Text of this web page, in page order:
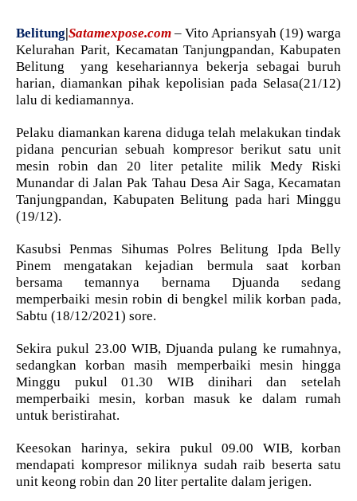
Belitung|Satamexpose.com – Vito Apriansyah (19) warga
Kelurahan Parit, Kecamatan Tanjungpandan, Kabupaten
Belitung yang kesehariannya bekerja sebagai buruh
harian, diamankan pihak kepolisian pada Selasa(21/12)
lalu di kediamannya.
Pelaku diamankan karena diduga telah melakukan tindak
pidana pencurian sebuah kompresor berikut satu unit
mesin robin dan 20 liter petalite milik Medy Riski
Munandar di Jalan Pak Tahau Desa Air Saga, Kecamatan
Tanjungpandan, Kabupaten Belitung pada hari Minggu
(19/12).
Kasubsi Penmas Sihumas Polres Belitung Ipda Belly
Pinem mengatakan kejadian bermula saat korban
bersama temannya bernama Djuanda sedang
memperbaiki mesin robin di bengkel milik korban pada,
Sabtu (18/12/2021) sore.
Sekira pukul 23.00 WIB, Djuanda pulang ke rumahnya,
sedangkan korban masih memperbaiki mesin hingga
Minggu pukul 01.30 WIB dinihari dan setelah
memperbaiki mesin, korban masuk ke dalam rumah
untuk beristirahat.
Keesokan harinya, sekira pukul 09.00 WIB, korban
mendapati kompresor miliknya sudah raib beserta satu
unit keong robin dan 20 liter pertalite dalam jerigen.